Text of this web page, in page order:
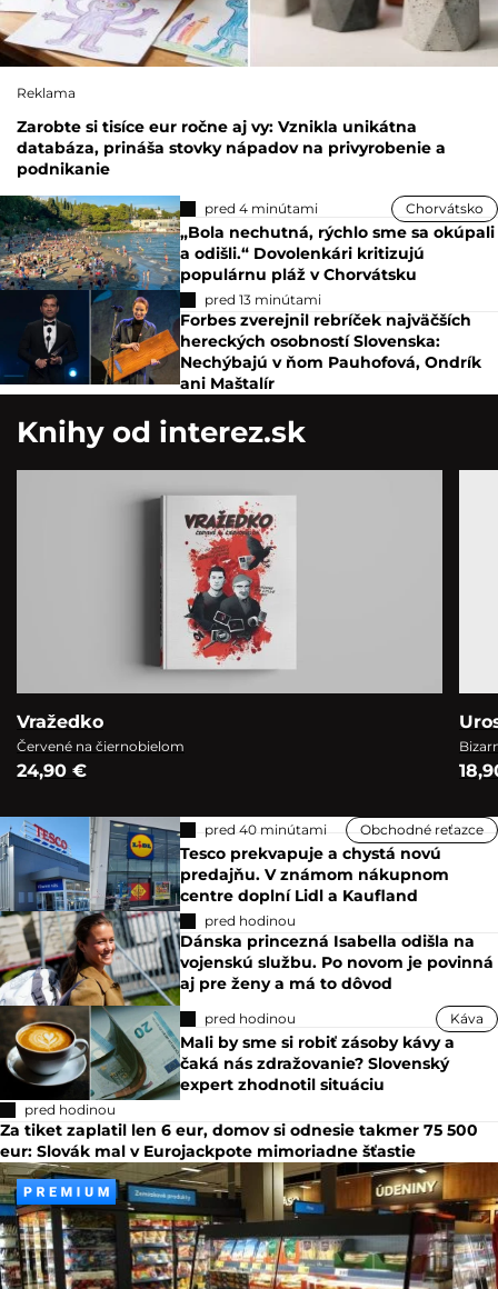
Reklama
Zarobte si tisíce eur ročne aj vy: Vznikla unikátna
databáza, prináša stovky nápadov na privyrobenie a
podnikanie
pred 4 minútami Chorvátsko
„Bola nechutná, rýchlo sme sa okúpali
a odišli.“ Dovolenkári kritizujú
populárnu pláž v Chorvátsku
pred 13 minútami
Forbes zverejnil rebríček najväčších
hereckých osobností Slovenska:
Nechýbajú v ňom Pauhofová, Ondrík
ani Maštalír
Knihy od interez.sk
Vražedko
Červené na čiernobielom
24,90 €
pred 40 minútami Obchodné reťazce
Tesco prekvapuje a chystá novú
predajňu. V známom nákupnom
centre doplní Lidl a Kaufland
pred hodinou
Dánska princezná Isabella odišla na
vojenskú službu. Po novom je povinná
aj pre ženy a má to dôvod
pred hodinou Káva
Mali by sme si robiť zásoby kávy a
čaká nás zdražovanie? Slovenský
expert zhodnotil situáciu
pred hodinou
Za tiket zaplatil len 6 eur, domov si odnesie takmer 75 500
eur: Slovák mal v Eurojackpote mimoriadne šťastie